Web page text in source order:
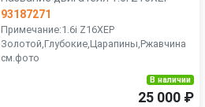
93187271
Примечание:1.6i Z16XEP
Золотой,Глубокие,Царапины,Ржавчина
см.фото
В наличии
25 000 ₽